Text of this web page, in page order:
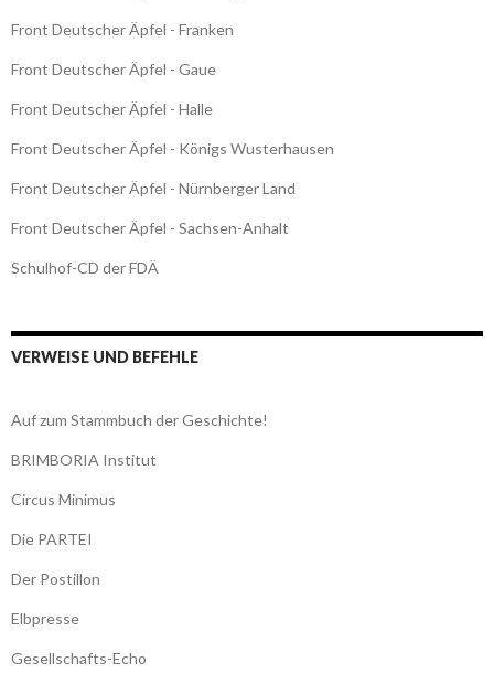
Front Deutscher Äpfel - Franken
Front Deutscher Äpfel - Gaue
Front Deutscher Äpfel - Halle
Front Deutscher Äpfel - Königs Wusterhausen
Front Deutscher Äpfel - Nürnberger Land
Front Deutscher Äpfel - Sachsen-Anhalt
Schulhof-CD der FDÄ
VERWEISE UND BEFEHLE
Auf zum Stammbuch der Geschichte!
BRIMBORIA Institut
Circus Minimus
Die PARTEI
Der Postillon
Elbpresse
Gesellschafts-Echo